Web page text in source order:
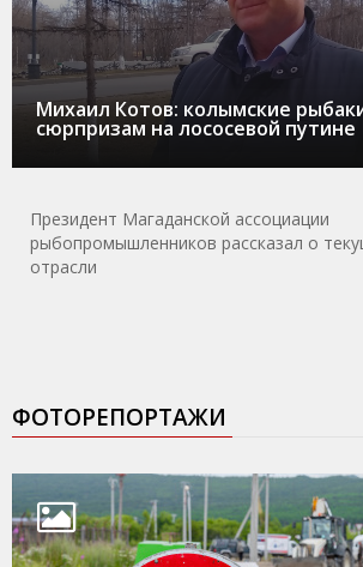
Михаил Котов: колымские
сюрпризам на лососевой путине
Президент Магаданской ассоциации
рыбопромышленников рассказал о
отрасли
ФОТОРЕПОРТАЖИ